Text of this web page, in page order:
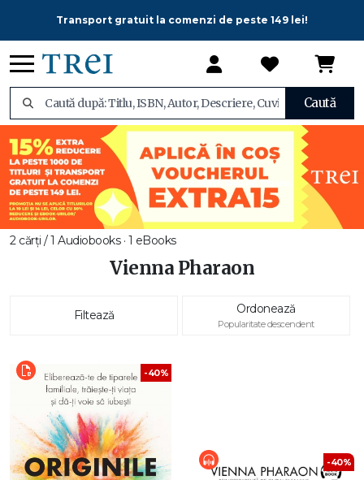
Transport gratuit la comenzi de peste 149 lei!
Caută
2 cărți / 1 Audiobooks · 1 eBooks
Vienna Pharaon
Filtează Ordonează
Popularitate descendent
-40%
-40%